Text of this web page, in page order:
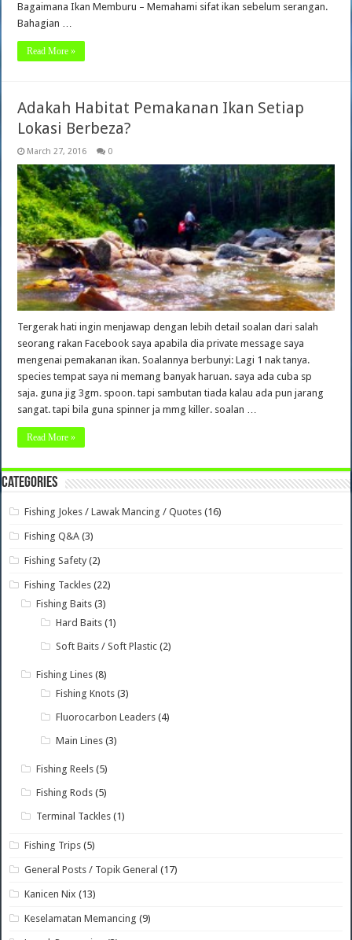
Bagaimana Ikan Memburu – Memahami sifat ikan sebelum serangan.
Bahagian …
Read More »
Adakah Habitat Pemakanan Ikan Setiap
Lokasi Berbeza?
March 27, 2016 0
Tergerak hati ingin menjawap dengan lebih detail soalan dari salah
seorang rakan Facebook saya apabila dia private message saya
mengenai pemakanan ikan. Soalannya berbunyi: Lagi 1 nak tanya.
species tempat saya ni memang banyak haruan. saya ada cuba sp
saja. guna jig 3gm. spoon. tapi sambutan tiada kalau ada pun jarang
sangat. tapi bila guna spinner ja mmg killer. soalan …
Read More »
Categories
Fishing Jokes / Lawak Mancing / Quotes (16)
Fishing Q&A (3)
Fishing Safety (2)
Fishing Tackles (22)
Fishing Baits (3)
Hard Baits (1)
Soft Baits / Soft Plastic (2)
Fishing Lines (8)
Fishing Knots (3)
Fluorocarbon Leaders (4)
Main Lines (3)
Fishing Reels (5)
Fishing Rods (5)
Terminal Tackles (1)
Fishing Trips (5)
General Posts / Topik General (17)
Kanicen Nix (13)
Keselamatan Memancing (9)